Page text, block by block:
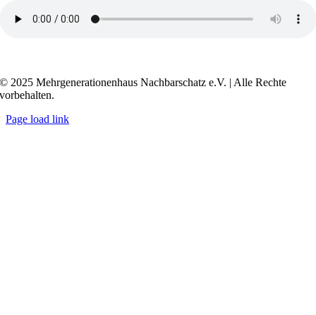
© 2025 Mehrgenerationenhaus Nachbarschatz e.V. | Alle Rechte
vorbehalten.
Page load link